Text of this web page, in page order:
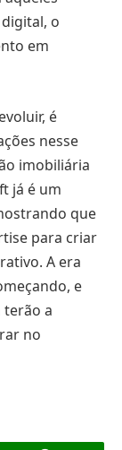
o
em
é
nesse
imobiliária
já é um
que
para criar
A era
e
terão a
no